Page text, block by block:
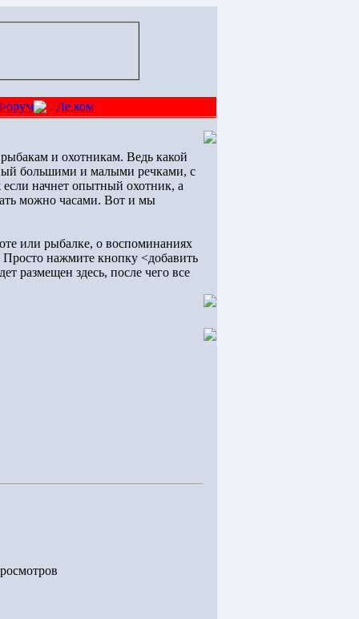
Ле.ком
и охотникам. Ведь какой
большими и малыми речками, с
начнет опытный охотник, а
можно часами. Вот и мы
или рыбалке, о воспоминаниях
нажмите кнопку <добавить
размещен здесь, после чего все